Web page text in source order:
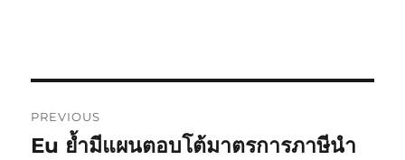
navigation
PREVIOUS
Previous
Eu ย้ำมีแผนตอบโต้มาตรการภาษีนำ